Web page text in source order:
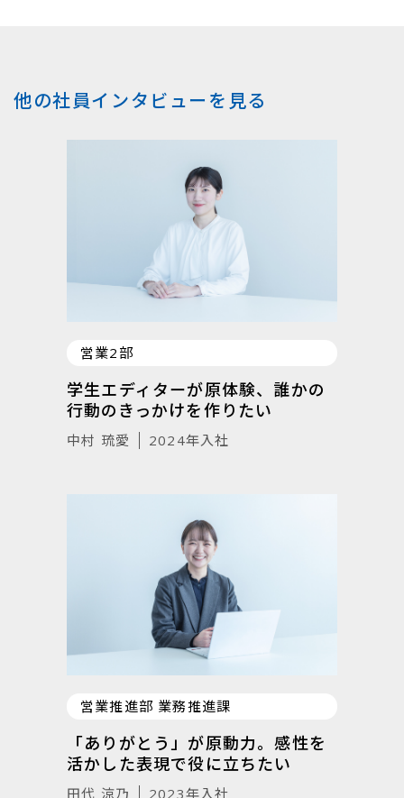
他の社員インタビューを見る
営業2部
学生エディターが原体験、誰かの
行動のきっかけを作りたい
中村 琉愛 2024年入社
営業推進部 業務推進課
「ありがとう」が原動力。感性を
活かした表現で役に立ちたい
田代 涼乃 2023年入社